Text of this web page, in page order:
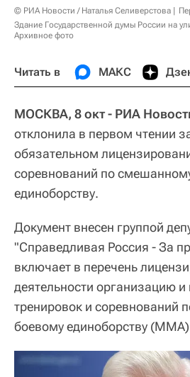
© РИА Новости / Наталья Селиверстова
Здание Государственной думы России на
Архивное фото
Читать в МАКС
МОСКВА, 8 окт - РИА
отклонила в первом чтении
обязательном
соревнований по
единоборству.
Документ внесен группой
"Справедливая Россия - За
включает в перечень
деятельности организацию и
тренировок и соревнований
боевому единоборству